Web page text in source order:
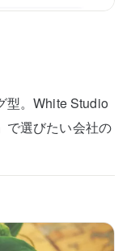
型。White Studio
で選びたい会社の